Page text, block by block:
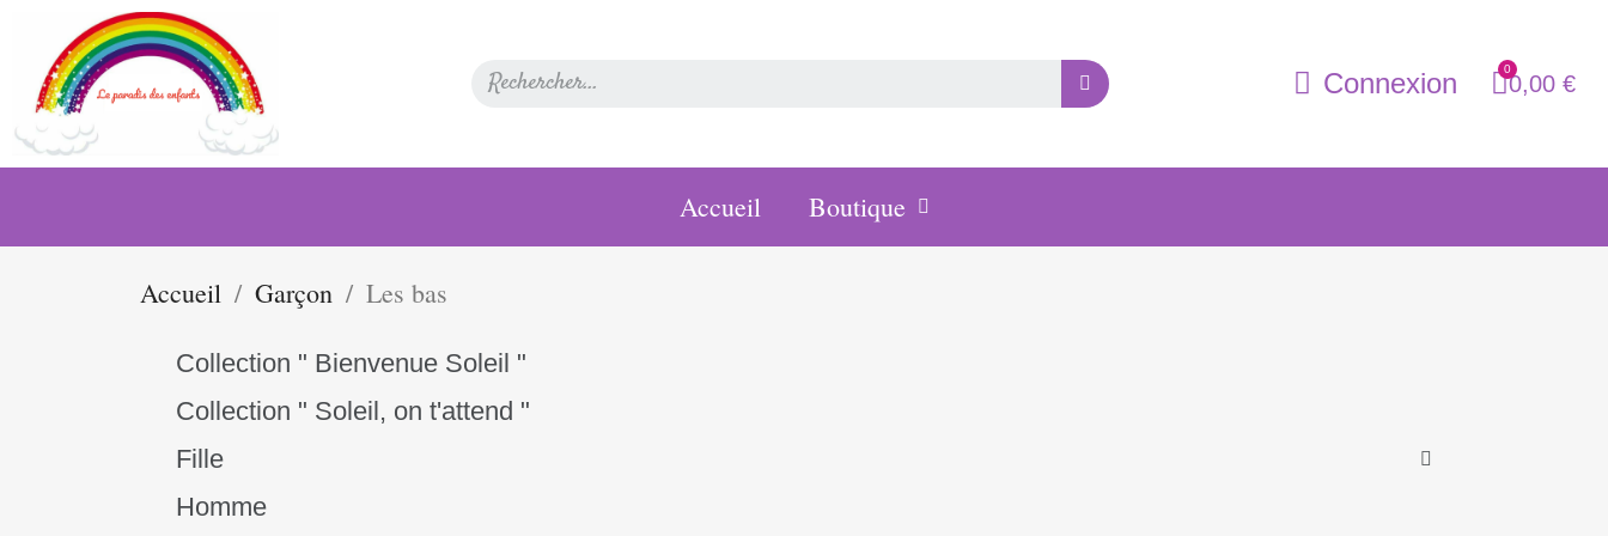
Connexion 0,00 €
Accueil Boutique
Accueil Garçon Les bas
Collection " Bienvenue Soleil "
Collection " Soleil, on t'attend "
Fille
Homme